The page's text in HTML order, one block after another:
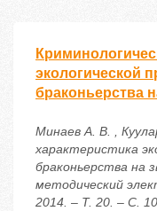
экологической
браконьерства
Минаев А. В. ,
характеристика
браконьерства на
методический
2014. – Т. 20. – С.